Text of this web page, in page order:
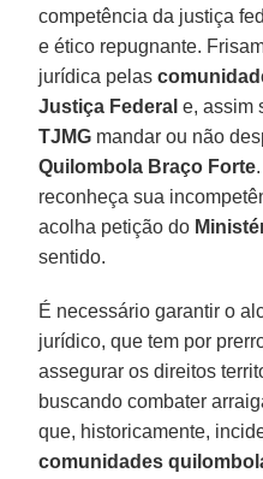
competência da justiça
e ético repugnante.
jurídica pelas
Justiça Federal e, assim
TJMG mandar ou não
Quilombola Braço Forte
reconheça sua
acolha petição do
sentido.
É necessário garantir o
jurídico, que tem por
assegurar os direitos
buscando combater
que, historicamente,
comunidades